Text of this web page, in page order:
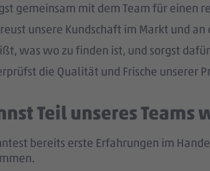
gemeinsam mit dem Team für einen
unsere Kundschaft im Markt und
was wo zu finden ist, und sorgst
die Qualität und Frische unserer
Teil unseres Teams
bereits erste Erfahrungen im